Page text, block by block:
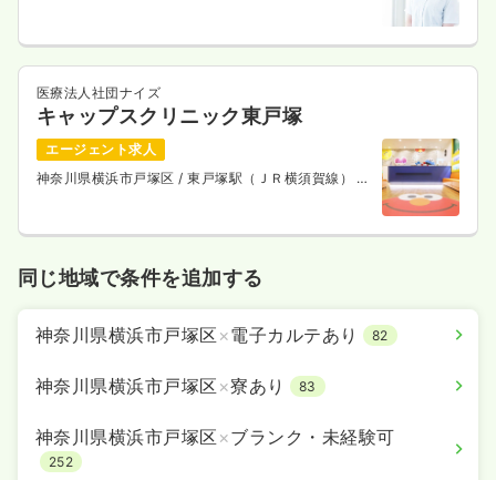
医療法人社団ナイズ
キャップスクリニック東戸塚
エージェント求人
神奈川県横浜市戸塚区/ 東戸塚駅（ＪＲ横須賀線） 徒
同じ地域で条件を追加する
神奈川県横浜市戸塚区 ×電子カルテあり 82
神奈川県横浜市戸塚区 ×寮あり 83
神奈川県横浜市戸塚区 ×ブランク・未経験可
252